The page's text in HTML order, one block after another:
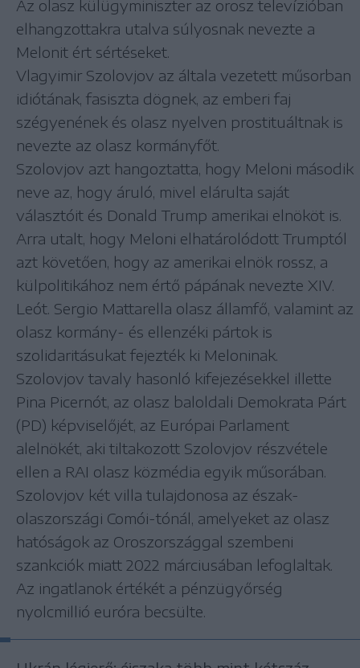
Az olasz külügyminiszter az orosz televízióban
elhangzottakra utalva súlyosnak nevezte a
Melonit ért sértéseket.
Vlagyimir Szolovjov az általa vezetett műsorban
idiótának, fasiszta dögnek, az emberi faj
szégyenének és olasz nyelven prostituáltnak is
nevezte az olasz kormányfőt.
Szolovjov azt hangoztatta, hogy Meloni második
neve az, hogy áruló, mivel elárulta saját
választóit és Donald Trump amerikai elnököt is.
Arra utalt, hogy Meloni elhatárolódott Trumptól
azt követően, hogy az amerikai elnök rossz, a
külpolitikához nem értő pápának nevezte XIV.
Leót. Sergio Mattarella olasz államfő, valamint az
olasz kormány- és ellenzéki pártok is
szolidaritásukat fejezték ki Meloninak.
Szolovjov tavaly hasonló kifejezésekkel illette
Pina Picernót, az olasz baloldali Demokrata Párt
(PD) képviselőjét, az Európai Parlament
alelnökét, aki tiltakozott Szolovjov részvétele
ellen a RAI olasz közmédia egyik műsorában.
Szolovjov két villa tulajdonosa az észak-
olaszországi Comói-tónál, amelyeket az olasz
hatóságok az Oroszországgal szembeni
szankciók miatt 2022 márciusában lefoglaltak.
Az ingatlanok értékét a pénzügyőrség
nyolcmillió euróra becsülte.